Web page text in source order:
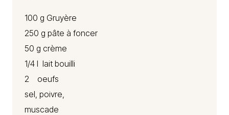
100 g Gruyère
250 g pâte à foncer
50 g crème
1/4 l lait bouilli
2 oeufs
sel, poivre,
muscade